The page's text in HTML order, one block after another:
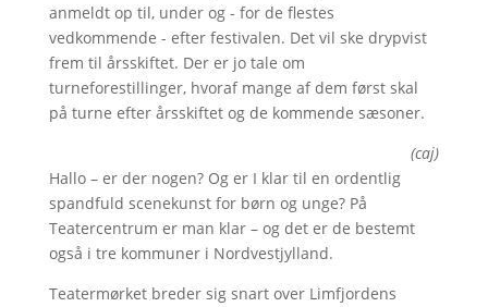
anmeldt op til, under og - for de flestes
vedkommende - efter festivalen. Det vil ske drypvist
frem til årsskiftet. Der er jo tale om
turneforestillinger, hvoraf mange af dem først skal
på turne efter årsskiftet og de kommende sæsoner.
(caj)
Hallo – er der nogen? Og er I klar til en ordentlig
spandfuld scenekunst for børn og unge? På
Teatercentrum er man klar – og det er de bestemt
også i tre kommuner i Nordvestjylland.
Teatermørket breder sig snart over Limfjordens